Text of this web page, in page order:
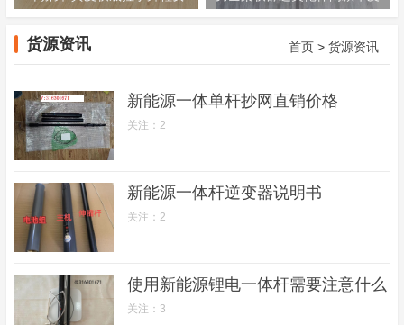
舞跳舞
货源资讯 首页 > 货源资讯
新能源一体单杆抄网直销价格
关注：2
新能源一体杆逆变器说明书
关注：2
使用新能源锂电一体杆需要注意什么
关注：3